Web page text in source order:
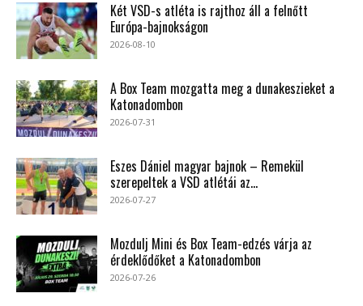
Két VSD-s atléta is rajthoz áll a felnőtt
Európa-bajnokságon
2026-08-10
A Box Team mozgatta meg a dunakeszieket a
Katonadombon
2026-07-31
Eszes Dániel magyar bajnok – Remekül
szerepeltek a VSD atlétái az...
2026-07-27
Mozdulj Mini és Box Team-edzés várja az
érdeklődőket a Katonadombon
2026-07-26